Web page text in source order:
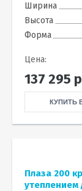
Ширина
Высота
Форма
Цена:
137 295
КУПИТЬ
Плаза 200